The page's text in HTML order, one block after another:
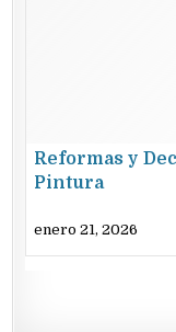
Reformas y
Pintura
enero 21, 2026